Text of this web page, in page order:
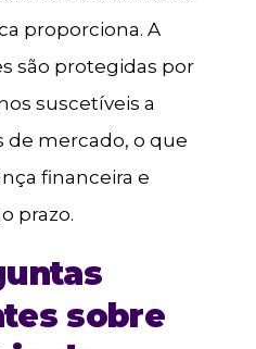
proporciona. A
são protegidas por
suscetíveis a
de mercado, o que
financeira e
prazo.
sobre